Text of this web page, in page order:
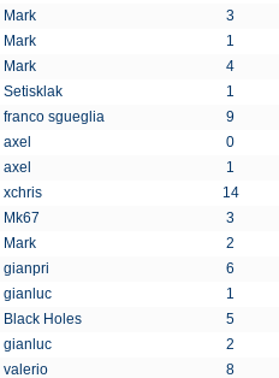
Mark 3
Mark 1
Mark 4
Setisklak 1
franco sgueglia 9
axel 0
axel 1
xchris 14
Mk67 3
Mark 2
gianpri 6
gianluc 1
Black Holes 5
gianluc 2
valerio 8